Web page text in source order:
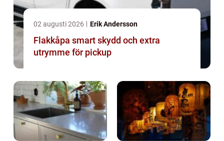
02 augusti 2026 Erik Andersson
Flakkåpa smart skydd och extra
utrymme för pickup